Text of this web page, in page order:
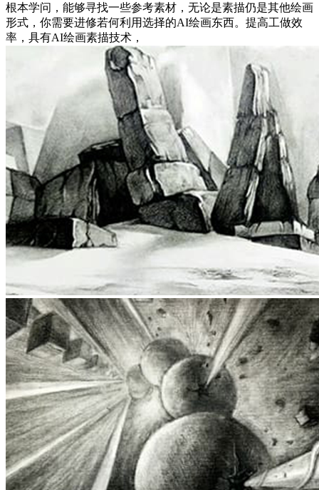
根本学问，能够寻找一些参考素材，无论是素描仍是其他绘画
形式，你需要进修若何利用选择的AI绘画东西。提高工做效
率，具有AI绘画素描技术，